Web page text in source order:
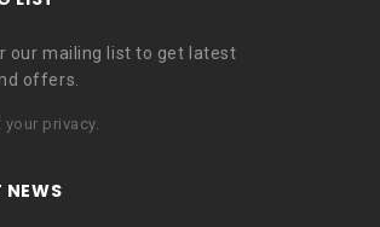
our mailing list to get latest
offers.
privacy.
NEWS